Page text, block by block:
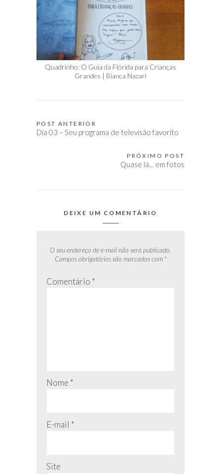
Quadrinho: O Guia da Flórida para Crianças
Grandes | Bianca Nazari
Navegação
POST ANTERIOR
Dia 03 – Seu programa de televisão favorito
PRÓXIMO POST
Quase lá… em fotos
DEIXE UM COMENTÁRIO
O seu endereço de e-mail não será publicado.
Campos obrigatórios são marcados com *
Comentário *
Nome *
E-mail *
Site